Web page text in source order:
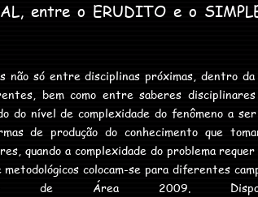
entre o ERUDITO e o
não só entre disciplinas próximas, dentro da
bem como entre saberes
do nível de complexidade do fenômeno a
de produção do conhecimento que
quando a complexidade do problema
colocam-se para diferentes
de Área 2009.